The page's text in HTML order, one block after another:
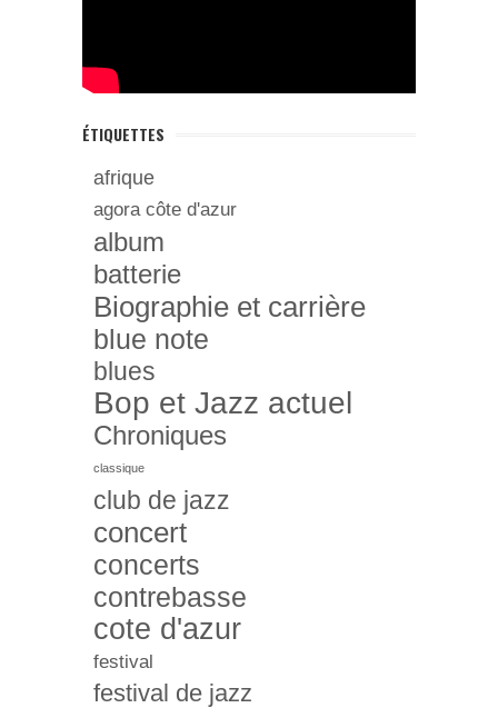
ÉTIQUETTES
afrique
agora côte d'azur
album
batterie
Biographie et carrière
blue note
blues
Bop et Jazz actuel
Chroniques
classique
club de jazz
concert
concerts
contrebasse
cote d'azur
festival
festival de jazz